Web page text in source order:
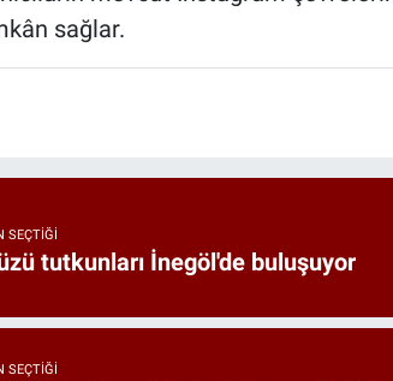
sağlar.
SEÇTIĞI
tutkunları İnegöl'de buluşuyor
SEÇTIĞI